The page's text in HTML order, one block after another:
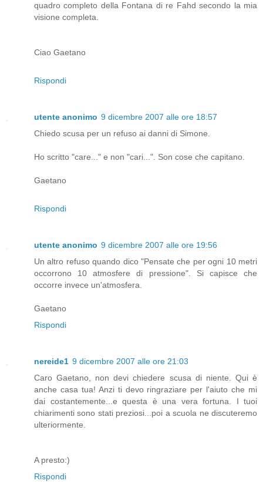
quadro completo della Fontana di re Fahd secondo la mia
visione completa.
Ciao Gaetano
Rispondi
utente anonimo 9 dicembre 2007 alle ore 18:57
Chiedo scusa per un refuso ai danni di Simone.
Ho scritto "care..." e non "cari...". Son cose che capitano.
Gaetano
Rispondi
utente anonimo 9 dicembre 2007 alle ore 19:56
Un altro refuso quando dico "Pensate che per ogni 10 metri
occorrono 10 atmosfere di pressione". Si capisce che
occorre invece un'atmosfera.
Gaetano
Rispondi
nereide1 9 dicembre 2007 alle ore 21:03
Caro Gaetano, non devi chiedere scusa di niente. Qui è
anche casa tua! Anzi ti devo ringraziare per l'aiuto che mi
dai costantemente...e questa è una vera fortuna. I tuoi
chiarimenti sono stati preziosi...poi a scuola ne discuteremo
ulteriormente.
A presto:)
Rispondi